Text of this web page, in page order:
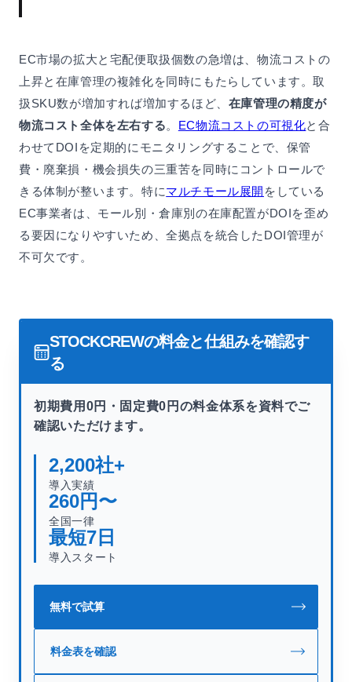
EC市場の拡大と宅配便取扱個数の急増は、物流コストの
上昇と在庫管理の複雑化を同時にもたらしています。取
扱SKU数が増加すれば増加するほど、 在庫管理の精度が
物流コスト全体を左右する。 EC物流コストの可視化と合
わせてDOIを定期的にモニタリングすることで、保管
費・廃棄損・機会損失の三重苦を同時にコントロールで
きる体制が整います。特にマルチモール展開 をしている
EC事業者は、モール別・倉庫別の在庫配置がDOIを歪め
る要因になりやすいため、全拠点を統合したDOI管理が
不可欠です。
STOCKCREWの料金と仕組みを確認す
る
初期費用0円・固定費0円の料金体系を資料でご
確認いただけます。
2,200社+
導入実績
260円〜
全国一律
最短7 日
導入スタート
無料で試算
料金表を確認